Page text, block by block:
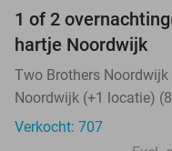
1 of 2
hartje Noordwijk
Two Brothers Noordwijk
Noordwijk (+1 locatie)
Verkocht: 707